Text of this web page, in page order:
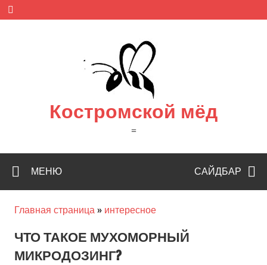
Skip
content
Костромской мёд
=
САЙДБАР
МЕНЮ
Главная страница » интересное
ЧТО ТАКОЕ МУХОМОРНЫЙ
МИКРОДОЗИНГ?